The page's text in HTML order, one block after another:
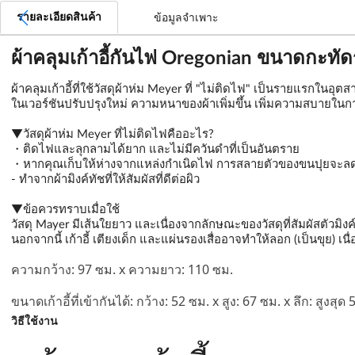
รายละเอียดสินค้า ข้อมูลจำเพาะ
ผ้าคลุมเก้าอี้กันไฟ Oregonian ขนาดกะทั
ผ้าคลุมเก้าอี้ที่ใช้วัสดุผ้าห่ม Meyer ที่ "ไม่ติดไฟ" เป็นรายแรกในอุต
ในเวอร์ชันปรับปรุงใหม่ ความหนาของผ้าเพิ่มขึ้น เพิ่มความสบายใน
▼วัสดุผ้าห่ม Meyer ที่ไม่ติดไฟคืออะไร?
・ติดไฟและลุกลามได้ยาก และไม่มีควันดำที่เป็นอันตราย
・หากคุณเก็บให้ห่างจากแหล่งกำเนิดไฟ การสลายตัวของขนปุยจะล
- ทำจากผ้ามิงค์ทัชที่ให้สัมผัสที่ดีต่อผิว
▼ข้อควรทราบเมื่อใช้
วัสดุ Mayer มีเส้นใยยาว และเนื่องจากลักษณะของวัสดุที่สัมผัสตัวมิง
นอกจากนี้ เก้าอี้ เตียงเด็ก และแผ่นรองเสื่ออาจทำให้ลอก (เป็นขุย)
ความกว้าง: 97 ซม. x ความยาว: 110 ซม.
ขนาดเก้าอี้ที่เข้ากันได้: กว้าง: 52 ซม. x สูง: 67 ซม. x ลึก: สูงสุด
วิธีใช้งาน